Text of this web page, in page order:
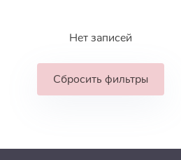
Нет записей
Сбросить фильтры